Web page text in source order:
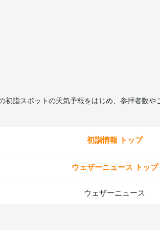
初詣スポットの天気予報をはじめ、参拝者数や
初詣情報 トップ
ウェザーニュース トップ
ウェザーニュース